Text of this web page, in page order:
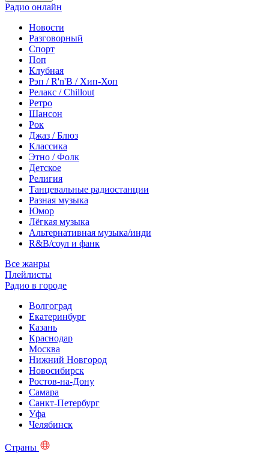
Радио онлайн
Новости
Разговорный
Спорт
Поп
Клубная
Рэп / R'n'B / Хип-Хоп
Релакс / Chillout
Ретро
Шансон
Рок
Джаз / Блюз
Классика
Этно / Фолк
Детское
Религия
Танцевальные радиостанции
Разная музыка
Юмор
Лёгкая музыка
Альтернативная музыка/инди
R&B/cоул и фанк
Все жанры
Плейлисты
Радио в городе
Волгоград
Екатеринбург
Казань
Краснодар
Москва
Нижний Новгород
Новосибирск
Ростов-на-Дону
Самара
Санкт-Петербург
Уфа
Челябинск
Страны